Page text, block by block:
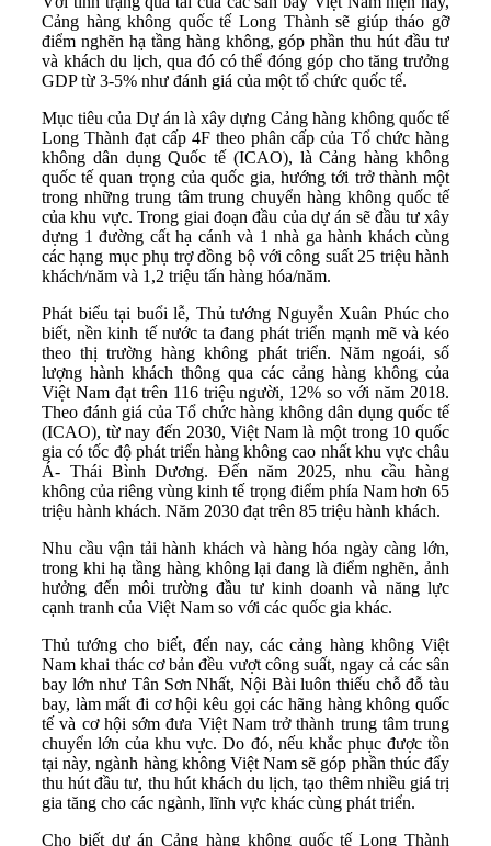
Cảng hàng không quốc tế Long Thành sẽ giúp tháo gỡ
điểm nghẽn hạ tầng hàng không, góp phần thu hút đầu tư
và khách du lịch, qua đó có thể đóng góp cho tăng trưởng
GDP từ 3-5% như đánh giá của một tổ chức quốc tế.
Mục tiêu của Dự án là xây dựng Cảng hàng không quốc tế
Long Thành đạt cấp 4F theo phân cấp của Tổ chức hàng
không dân dụng Quốc tế (ICAO), là Cảng hàng không
quốc tế quan trọng của quốc gia, hướng tới trở thành một
trong những trung tâm trung chuyển hàng không quốc tế
của khu vực. Trong giai đoạn đầu của dự án sẽ đầu tư xây
dựng 1 đường cất hạ cánh và 1 nhà ga hành khách cùng
các hạng mục phụ trợ đồng bộ với công suất 25 triệu hành
khách/năm và 1,2 triệu tấn hàng hóa/năm.
Phát biểu tại buổi lễ, Thủ tướng Nguyễn Xuân Phúc cho
biết, nền kinh tế nước ta đang phát triển mạnh mẽ và kéo
theo thị trường hàng không phát triển. Năm ngoái, số
lượng hành khách thông qua các cảng hàng không của
Việt Nam đạt trên 116 triệu người, 12% so với năm 2018.
Theo đánh giá của Tổ chức hàng không dân dụng quốc tế
(ICAO), từ nay đến 2030, Việt Nam là một trong 10 quốc
gia có tốc độ phát triển hàng không cao nhất khu vực châu
Á- Thái Bình Dương. Đến năm 2025, nhu cầu hàng
không của riêng vùng kinh tế trọng điểm phía Nam hơn 65
triệu hành khách. Năm 2030 đạt trên 85 triệu hành khách.
Nhu cầu vận tải hành khách và hàng hóa ngày càng lớn,
trong khi hạ tầng hàng không lại đang là điểm nghẽn, ảnh
hưởng đến môi trường đầu tư kinh doanh và năng lực
cạnh tranh của Việt Nam so với các quốc gia khác.
Thủ tướng cho biết, đến nay, các cảng hàng không Việt
Nam khai thác cơ bản đều vượt công suất, ngay cả các sân
bay lớn như Tân Sơn Nhất, Nội Bài luôn thiếu chỗ đỗ tàu
bay, làm mất đi cơ hội kêu gọi các hãng hàng không quốc
tế và cơ hội sớm đưa Việt Nam trở thành trung tâm trung
chuyển lớn của khu vực. Do đó, nếu khắc phục được tồn
tại này, ngành hàng không Việt Nam sẽ góp phần thúc đẩy
thu hút đầu tư, thu hút khách du lịch, tạo thêm nhiều giá trị
gia tăng cho các ngành, lĩnh vực khác cùng phát triển.
Cho biết dự án Cảng hàng không quốc tế Long Thành